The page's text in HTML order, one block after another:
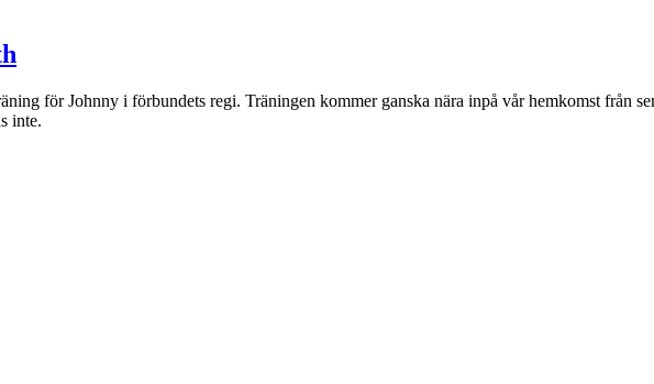
för Johnny i förbundets regi. Träningen kommer ganska nära inpå vår hemkomst från
inte.